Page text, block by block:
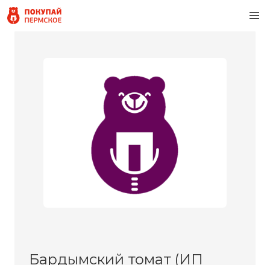
Бардымский томат (ИП